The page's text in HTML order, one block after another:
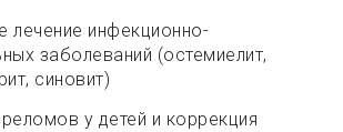
лечение инфекционно-
заболеваний (остемиелит,
синовит)
у детей и коррекция